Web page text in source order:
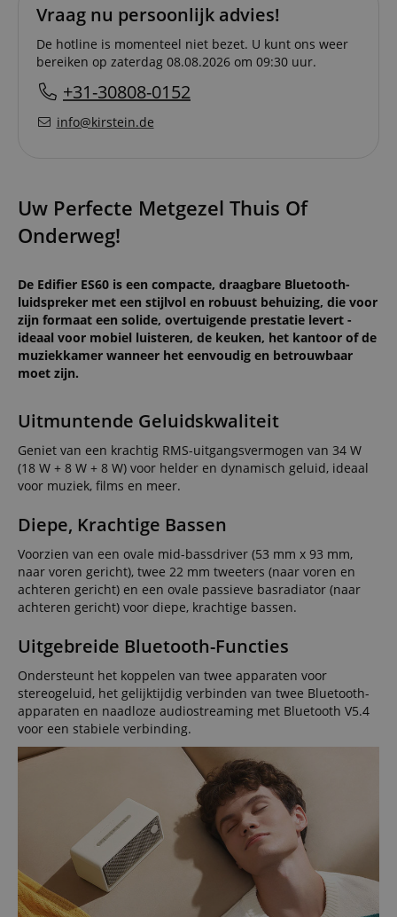
Vraag nu persoonlijk advies!
De hotline is momenteel niet bezet. U kunt ons weer
bereiken op zaterdag 08.08.2026 om 09:30 uur.
+31-30808-0152
info@kirstein.de
Uw Perfecte Metgezel Thuis Of
Onderweg!
De Edifier ES60 is een compacte, draagbare Bluetooth-
luidspreker met een stijlvol en robuust behuizing, die voor
zijn formaat een solide, overtuigende prestatie levert -
ideaal voor mobiel luisteren, de keuken, het kantoor of de
muziekkamer wanneer het eenvoudig en betrouwbaar
moet zijn.
Uitmuntende Geluidskwaliteit
Geniet van een krachtig RMS-uitgangsvermogen van 34 W
(18 W + 8 W + 8 W) voor helder en dynamisch geluid, ideaal
voor muziek, films en meer.
Diepe, Krachtige Bassen
Voorzien van een ovale mid-bassdriver (53 mm x 93 mm,
naar voren gericht), twee 22 mm tweeters (naar voren en
achteren gericht) en een ovale passieve basradiator (naar
achteren gericht) voor diepe, krachtige bassen.
Uitgebreide Bluetooth-Functies
Ondersteunt het koppelen van twee apparaten voor
stereogeluid, het gelijktijdig verbinden van twee Bluetooth-
apparaten en naadloze audiostreaming met Bluetooth V5.4
voor een stabiele verbinding.